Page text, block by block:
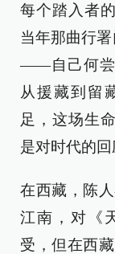
每个踏入者
当年那曲行
——自己何尝
从援藏到留
足，这场生
是对时代的回
在西藏，陈
江南，对《
受，但在西